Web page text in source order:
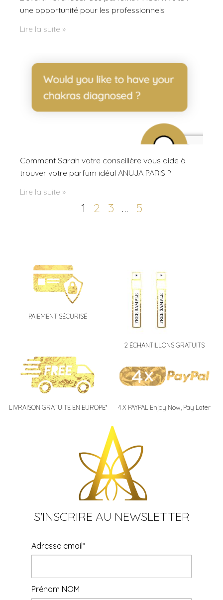
une opportunité pour les professionnels
Lire la suite »
Comment Sarah votre conseillère vous aide à
trouver votre parfum idéal ANUJA PARIS ?
Lire la suite »
1 2 3 … 5
PAIEMENT SÉCURISÉ
2 ÉCHANTILLONS GRATUITS
LIVRAISON GRATUITE EN EUROPE* 4 X PAYPAL Enjoy Now, Pay Later
S'INSCRIRE AU NEWSLETTER
Adresse email*
Prénom NOM